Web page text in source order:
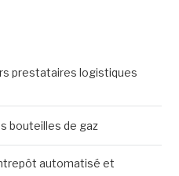
prestataires logistiques
bouteilles de gaz
automatisé et